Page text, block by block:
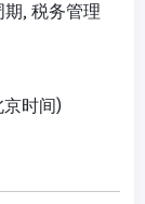
, 税务管理
时间)